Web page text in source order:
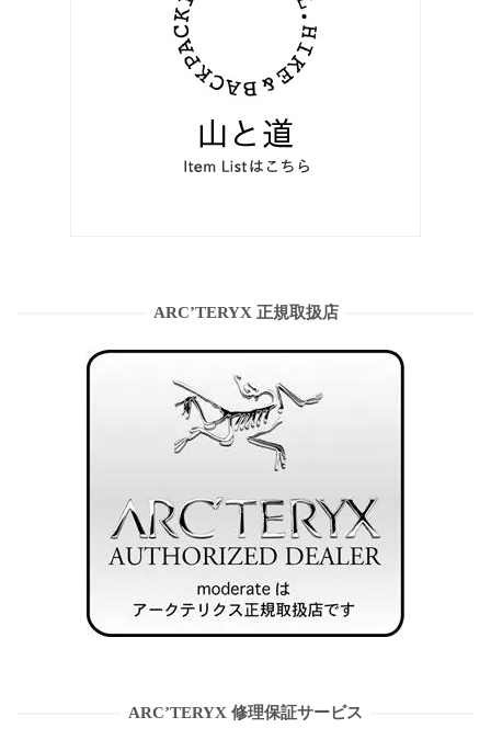
ARC’TERYX 正規取扱店
ARC’TERYX 修理保証サービス